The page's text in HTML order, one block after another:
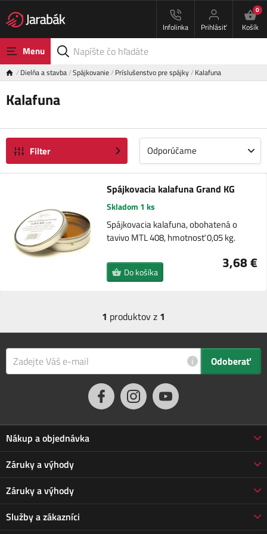
Infolinka Prihlásiť
0
Košík
Menu
Dielňa a stavba Spájkovanie Príslušenstvo pre spájky Kalafuna
Kalafuna
Filter Odporúčame
Spájkovacia kalafuna Grand KG
Skladom 1 ks
Spájkovacia kalafuna, obohatená o
tavivo MTL 408, hmotnosť 0,05 kg.
3,68 €
Do košíka
1 produktov z 1
i Odoberať
Nákup a objednávka
Obchodné podmienky
Doprava a platba
Predĺžená záruka
Záruky a výhody
Reklamácia
Vrátenie tovaru
Poškodená zásielka
Záruky a výhody
Prečo nakupovať u nás
3-ročná záruka Jarabák
Služby a zákazníci